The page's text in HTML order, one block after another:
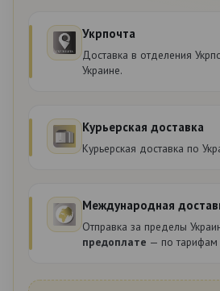
Укрпочта
Доставка в отделения
Украине.
Курьерская доставка
Курьерская доставка по
Международная
Отправка за пределы
предоплате — по тарифам